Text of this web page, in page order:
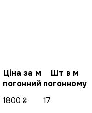
Ціна за м
погонний
Шт в м
погонному
1800 ₴
17